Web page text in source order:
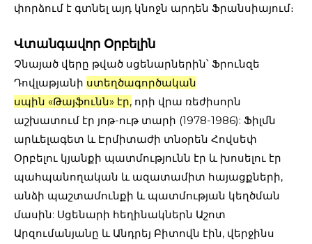
փորձում է գտնել այդ կնոջն արդեն Ֆրանսիայում։
Վտանգավոր Օրբելին
Չնայած վերը թված սցենարներին՝ Ֆրունզե
Դովլաթյանի ստեղծագործական
սպին «Թայֆունն» էր, որի վրա ռեժիսորն
աշխատում էր յոթ-ութ տարի (1978-1986): Ֆիլմն
արևելագետ և Էրմիտաժի տնօրեն Հովսեփ
Օրբելու կյանքի պատմությունն էր և խոսելու էր
պահպանողական և ազատամիտ հայացքների,
անձի պաշտամունքի և պատմության կեղծման
մասին: Սցենարի հեղինակներն Աշոտ
Արզումանյանը և Անդրեյ Բիտովն էին, վերջինս